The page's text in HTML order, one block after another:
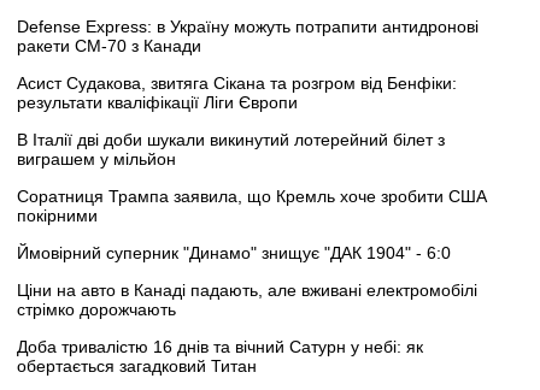
Defense Express: в Україну можуть потрапити антидронові
ракети CM-70 з Канади
Асист Судакова, звитяга Сікана та розгром від Бенфіки:
результати кваліфікації Ліги Європи
В Італії дві доби шукали викинутий лотерейний білет з
виграшем у мільйон
Соратниця Трампа заявила, що Кремль хоче зробити США
покірними
Ймовірний суперник "Динамо" знищує "ДАК 1904" - 6:0
Ціни на авто в Канаді падають, але вживані електромобілі
стрімко дорожчають
Доба тривалістю 16 днів та вічний Сатурн у небі: як
обертається загадковий Титан